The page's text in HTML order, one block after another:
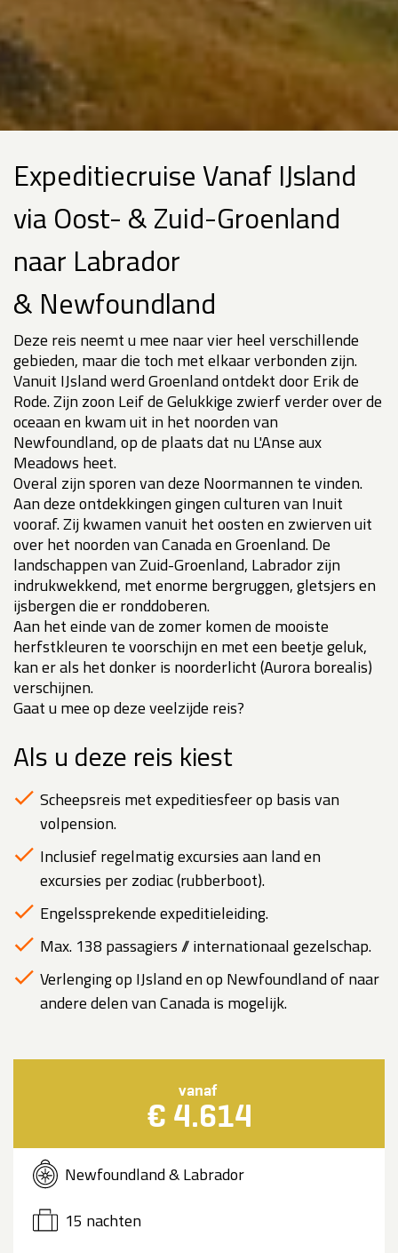
Expeditiecruise Vanaf IJsland
via Oost- & Zuid-Groenland
naar Labrador
& Newfoundland
Deze reis neemt u mee naar vier heel verschillende
gebieden, maar die toch met elkaar verbonden zijn.
Vanuit IJsland werd Groenland ontdekt door Erik de
Rode. Zijn zoon Leif de Gelukkige zwierf verder over de
oceaan en kwam uit in het noorden van
Newfoundland, op de plaats dat nu L'Anse aux
Meadows heet.
Overal zijn sporen van deze Noormannen te vinden.
Aan deze ontdekkingen gingen culturen van Inuit
vooraf. Zij kwamen vanuit het oosten en zwierven uit
over het noorden van Canada en Groenland. De
landschappen van Zuid-Groenland, Labrador zijn
indrukwekkend, met enorme bergruggen, gletsjers en
ijsbergen die er ronddoberen.
Aan het einde van de zomer komen de mooiste
herfstkleuren te voorschijn en met een beetje geluk,
kan er als het donker is noorderlicht (Aurora borealis)
verschijnen.
Gaat u mee op deze veelzijde reis?
Als u deze reis kiest
Scheepsreis met expeditiesfeer op basis van
volpension.
Inclusief regelmatig excursies aan land en
excursies per zodiac (rubberboot).
Engelssprekende expeditieleiding.
Max. 138 passagiers // internationaal gezelschap.
Verlenging op IJsland en op Newfoundland of naar
andere delen van Canada is mogelijk.
vanaf
€ 4.614
Newfoundland & Labrador
15 nachten